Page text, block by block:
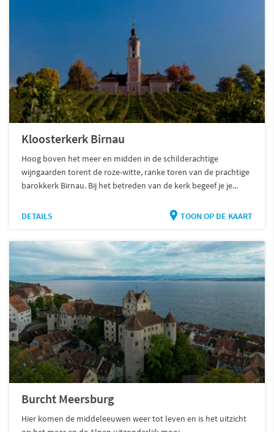
Kloosterkerk Birnau
Hoog boven het meer en midden in de schilderachtige
wijngaarden torent de roze-witte, ranke toren van de prachtige
barokkerk Birnau. Bij het betreden van de kerk begeef je je...
DETAILS TOON OP DE KAART
Burcht Meersburg
Hier komen de middeleeuwen weer tot leven en is het uitzicht